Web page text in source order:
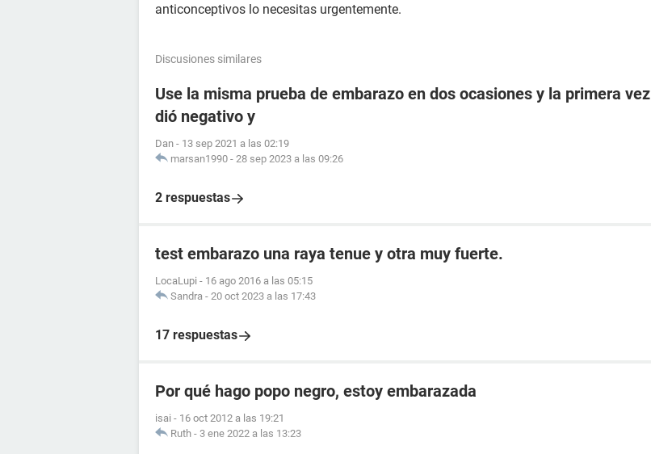
anticonceptivos lo necesitas urgentemente.
Discusiones similares
Use la misma prueba de embarazo en dos ocasiones y la primera vez
dió negativo y
Dan - 13 sep 2021 a las 02:19
marsan1990 - 28 sep 2023 a las 09:26
2 respuestas
test embarazo una raya tenue y otra muy fuerte.
LocaLupi - 16 ago 2016 a las 05:15
Sandra - 20 oct 2023 a las 17:43
17 respuestas
Por qué hago popo negro, estoy embarazada
isai - 16 oct 2012 a las 19:21
Ruth - 3 ene 2022 a las 13:23